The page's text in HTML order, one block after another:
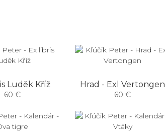
Luděk Kříž
60 €
Hrad - Exl Vertongen
60 €